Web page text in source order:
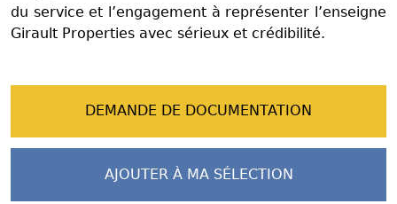
du service et l’engagement à représenter l’enseigne
Girault Properties avec sérieux et crédibilité.
DEMANDE DE DOCUMENTATION
AJOUTER À MA SÉLECTION